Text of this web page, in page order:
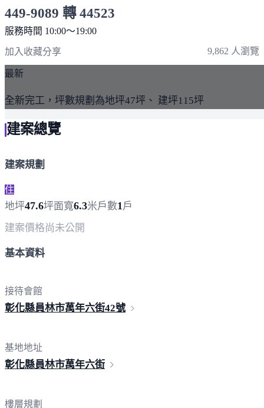
449-9089 轉 44523
服務時間 10:00～19:00
加入收藏分享 9,862 人瀏覽
最新
全新完工，坪數規劃為地坪47坪、 建坪115坪
建案總覽
建案規劃
住
地坪47.6坪面寬6.3米戶數1 戶
建案價格尚未公開
基本資料
接待會館
彰化縣員林市萬年六街42號
基地地址
彰化縣員林市萬年六街
樓層規劃